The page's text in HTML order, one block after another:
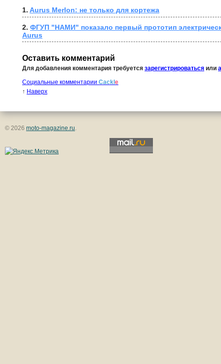
1. Aurus Merlon: не только для кортежа
2. ФГУП "НАМИ" показало первый прототип
Aurus
Оставить комментарий
Для добавления комментария требуется зарегистрироваться или
Социальные комментарии Cackl e
↑ Наверх
© 2026 moto-magazine.ru.